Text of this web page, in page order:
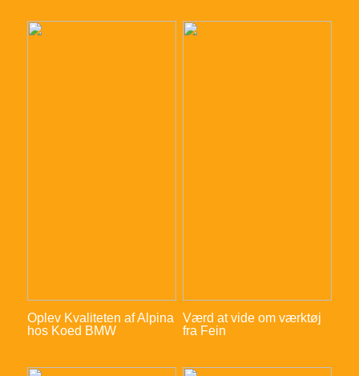
Oplev Kvaliteten af Alpina
hos Koed BMW
Værd at vide om værktøj
fra Fein